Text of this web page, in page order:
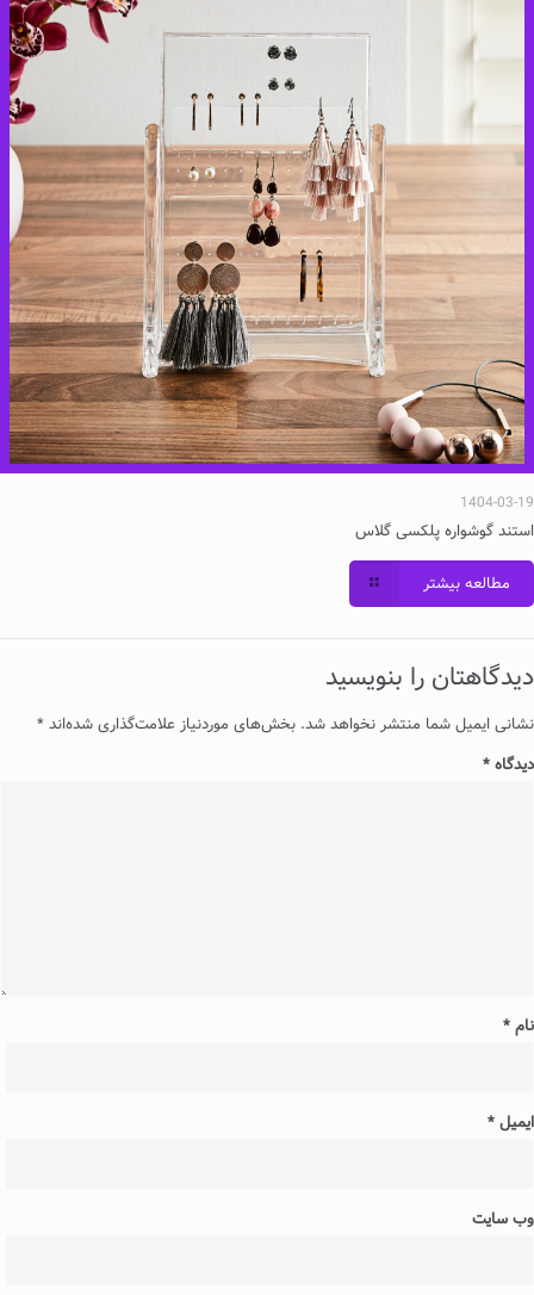
1404-03-19
استند گوشواره پلکسی گلاس
مطالعه بیشتر
دیدگاهتان را بنویسید
نشانی ایمیل شما منتشر نخواهد شد. بخش‌های موردنیاز علامت‌گذاری شده‌اند*
دیدگاه*
نام*
ایمیل*
وب‌ سایت